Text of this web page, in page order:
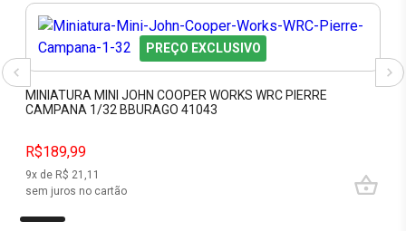
PREÇO EXCLUSIVO
MINIATURA MINI JOHN COOPER WORKS WRC PIERRE
CAMPANA 1/32 BBURAGO 41043
R$189,99
9x de R$ 21,11
sem juros no cartão